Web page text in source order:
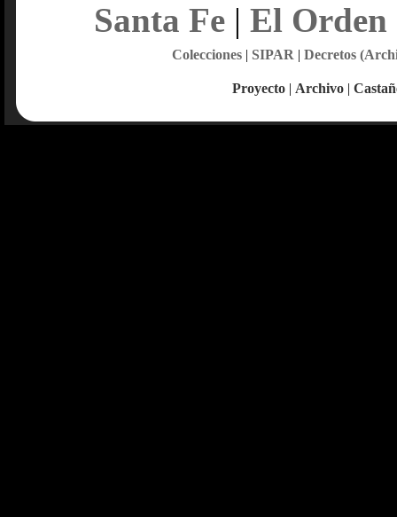
Santa Fe| El Orden
Colecciones| SIPAR | Decretos
Proyecto | Archivo |